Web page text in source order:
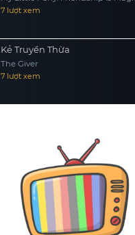
7 lượt xem
Kẻ Truyền Thừa
The Giver
7 lượt xem